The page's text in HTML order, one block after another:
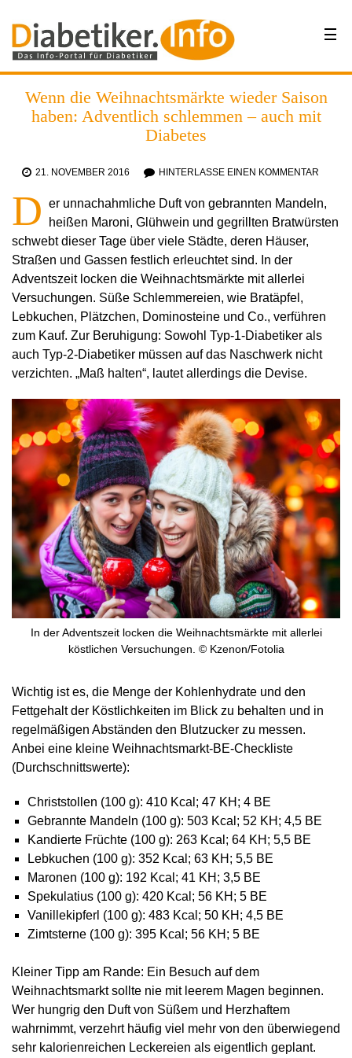
Wenn die Weihnachtsmärkte wieder Saison
haben: Adventlich schlemmen – auch mit
Diabetes
21. NOVEMBER 2016 HINTERLASSE EINEN KOMMENTAR
D er unnachahmliche Duft von gebrannten Mandeln,
heißen Maroni, Glühwein und gegrillten Bratwürsten
schwebt dieser Tage über viele Städte, deren Häuser,
Straßen und Gassen festlich erleuchtet sind. In der
Adventszeit locken die Weihnachtsmärkte mit allerlei
Versuchungen. Süße Schlemmereien, wie Bratäpfel,
Lebkuchen, Plätzchen, Dominosteine und Co., verführen
zum Kauf. Zur Beruhigung: Sowohl Typ-1-Diabetiker als
auch Typ-2-Diabetiker müssen auf das Naschwerk nicht
verzichten. „Maß halten“, lautet allerdings die Devise.
In der Adventszeit locken die Weihnachtsmärkte mit allerlei
köstlichen Versuchungen. © Kzenon/Fotolia
Wichtig ist es, die Menge der Kohlenhydrate und den
Fettgehalt der Köstlichkeiten im Blick zu behalten und in
regelmäßigen Abständen den Blutzucker zu messen.
Anbei eine kleine Weihnachtsmarkt-BE-Checkliste
(Durchschnittswerte):
Christstollen (100 g): 410 Kcal; 47 KH; 4 BE
Gebrannte Mandeln (100 g): 503 Kcal; 52 KH; 4,5 BE
Kandierte Früchte (100 g): 263 Kcal; 64 KH; 5,5 BE
Lebkuchen (100 g): 352 Kcal; 63 KH; 5,5 BE
Maronen (100 g): 192 Kcal; 41 KH; 3,5 BE
Spekulatius (100 g): 420 Kcal; 56 KH; 5 BE
Vanillekipferl (100 g): 483 Kcal; 50 KH; 4,5 BE
Zimtsterne (100 g): 395 Kcal; 56 KH; 5 BE
Kleiner Tipp am Rande: Ein Besuch auf dem
Weihnachtsmarkt sollte nie mit leerem Magen beginnen.
Wer hungrig den Duft von Süßem und Herzhaftem
wahrnimmt, verzehrt häufig viel mehr von den überwiegend
sehr kalorienreichen Leckereien als eigentlich geplant.